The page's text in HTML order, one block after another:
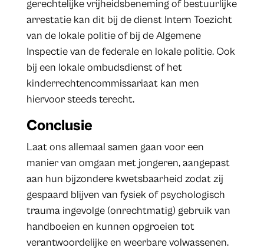
gerechtelijke vrijheidsbeneming of bestuurlijke
arrestatie kan dit bij de dienst Intern Toezicht
van de lokale politie of bij de Algemene
Inspectie van de federale en lokale politie. Ook
bij een lokale ombudsdienst of het
kinderrechtencommissariaat kan men
hiervoor steeds terecht.
Conclusie
Laat ons allemaal samen gaan voor een
manier van omgaan met jongeren, aangepast
aan hun bijzondere kwetsbaarheid zodat zij
gespaard blijven van fysiek of psychologisch
trauma ingevolge (onrechtmatig) gebruik van
handboeien en kunnen opgroeien tot
verantwoordelijke en weerbare volwassenen.